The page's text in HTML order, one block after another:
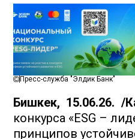
Пресс-служба "Элдик Банк"
Бишкек, 15.06.26. /
конкурса «ESG –
принципов